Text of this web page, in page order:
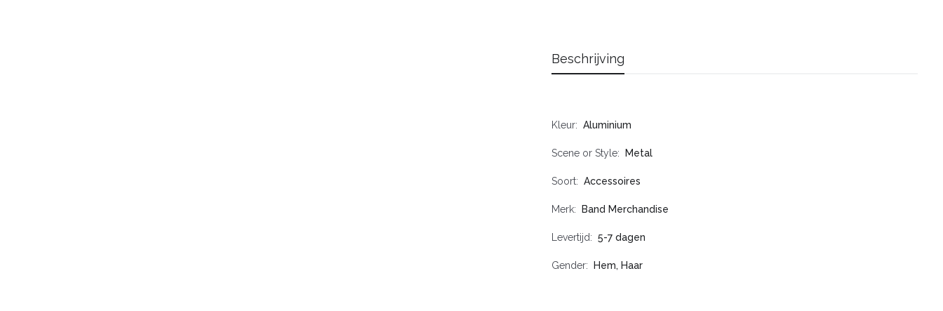
Beschrijving
Kleur Aluminium
Scene or Style Metal
Soort Accessoires
Merk Band Merchandise
Levertijd 5-7 dagen
Gender Hem, Haar